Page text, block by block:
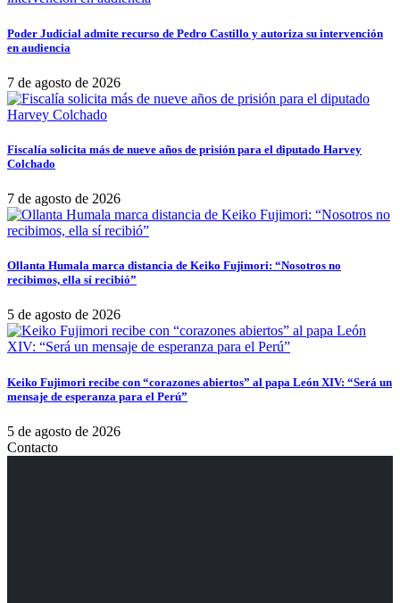
Poder Judicial admite recurso de Pedro Castillo y autoriza su intervención
en audiencia
7 de agosto de 2026
Fiscalía solicita más de nueve años de prisión para el diputado Harvey
Colchado
7 de agosto de 2026
Ollanta Humala marca distancia de Keiko Fujimori: “Nosotros no
recibimos, ella sí recibió”
5 de agosto de 2026
Keiko Fujimori recibe con “corazones abiertos” al papa León XIV: “Será un
mensaje de esperanza para el Perú”
5 de agosto de 2026
Contacto